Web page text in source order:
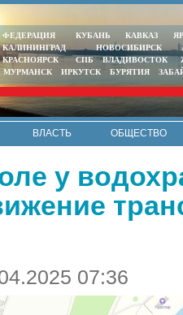
ФЕДЕРАЦИЯ КУБАНЬ КАВКАЗ
КАЛИНИНГРАД
НОВОСИБИРСК
КРАСНОЯРСК
СПБ ВЛАДИВОСТОК
МУРМАНСК
ИРКУТСК БУРЯТИЯ
ВЛАСТЬ
ОБЩЕСТВО
у
07:36